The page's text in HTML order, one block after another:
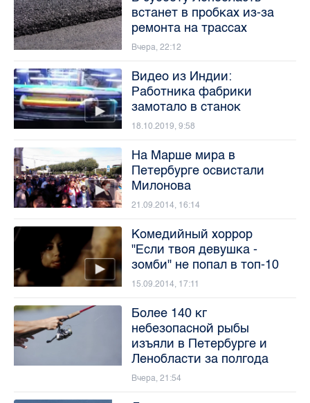
встанет в пробках из-за
ремонта на трассах
Вчера, 22:12
Видео из Индии:
Работника фабрики
замотало в станок
18.10.2019, 9:58
На Марше мира в
Петербурге освистали
Милонова
21.09.2014, 16:14
Комедийный хоррор
"Если твоя девушка -
зомби" не попал в топ-10
15.09.2014, 17:11
Более 140 кг
небезопасной рыбы
изъяли в Петербурге и
Ленобласти за полгода
Вчера, 21:54